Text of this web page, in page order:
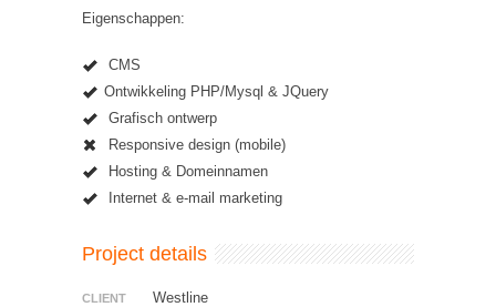
Eigenschappen:
CMS
Ontwikkeling PHP/Mysql & JQuery
Grafisch ontwerp
Responsive design (mobile)
Hosting & Domeinnamen
Internet & e-mail marketing
Project details
CLIENT Westline